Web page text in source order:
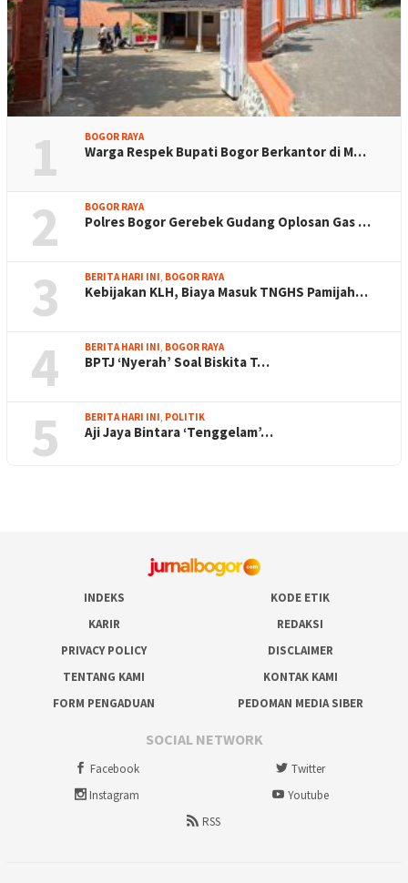
1 BOGOR RAYA
Warga Respek Bupati Bogor Berkantor di M…
2 BOGOR RAYA
Polres Bogor Gerebek Gudang Oplosan Gas …
3 BERITA HARI INI, BOGOR RAYA
Kebijakan KLH, Biaya Masuk TNGHS Pamijah…
4 BERITA HARI INI, BOGOR RAYA
BPTJ ‘Nyerah’ Soal Biskita T…
5 BERITA HARI INI, POLITIK
Aji Jaya Bintara ‘Tenggelam’…
INDEKS
KODE ETIK
KARIR
REDAKSI
PRIVACY POLICY
DISCLAIMER
TENTANG KAMI
KONTAK KAMI
FORM PENGADUAN
PEDOMAN MEDIA SIBER
SOCIAL NETWORK
Facebook
Twitter
Instagram
Youtube
RSS